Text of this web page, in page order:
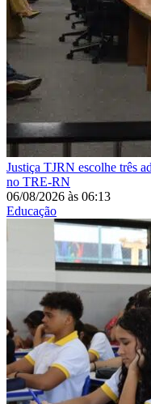
Justiça TJRN escolhe três
no TRE-RN
06/08/2026 às 06:13
Educação